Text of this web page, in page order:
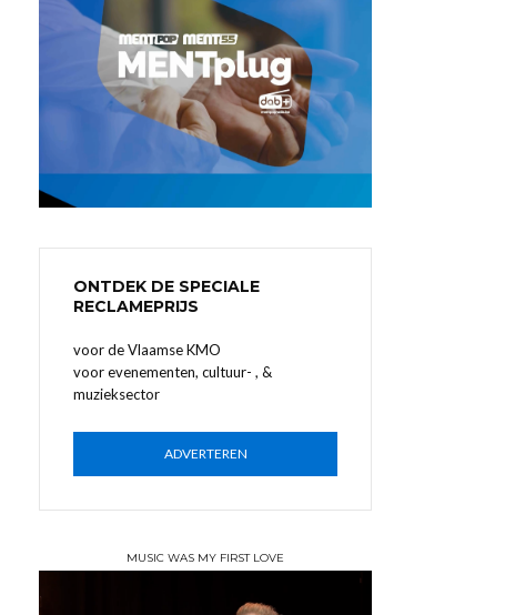
ONTDEK DE SPECIALE
RECLAMEPRIJS
voor de Vlaamse KMO
voor evenementen, cultuur- , &
muzieksector
ADVERTEREN
MUSIC WAS MY FIRST LOVE